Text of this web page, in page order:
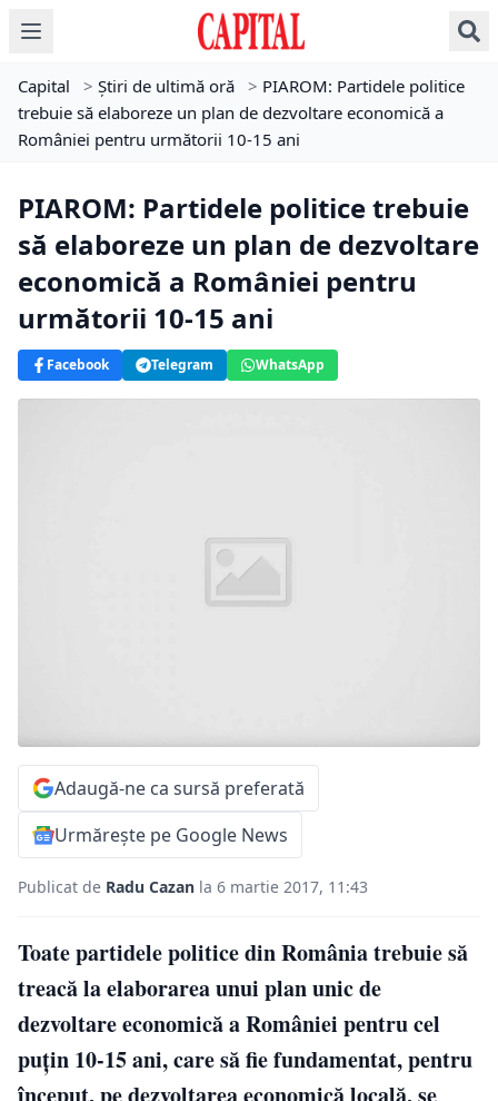
Capital > Știri de ultimă oră > PIAROM: Partidele politice
trebuie să elaboreze un plan de dezvoltare economică a
României pentru următorii 10-15 ani
PIAROM: Partidele politice trebuie
să elaboreze un plan de dezvoltare
economică a României pentru
următorii 10-15 ani
Facebook Telegram WhatsApp
Adaugă-ne ca sursă preferată
Urmărește pe Google News
Publicat de Radu Cazan la 6 martie 2017, 11:43
Toate partidele politice din România trebuie să
treacă la elaborarea unui plan unic de
dezvoltare economică a României pentru cel
puţin 10-15 ani, care să fie fundamentat, pentru